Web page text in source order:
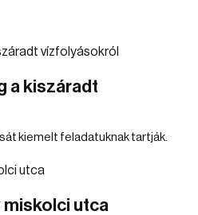
a kiszáradt
kiemelt feladatuknak tartják.
miskolci utca